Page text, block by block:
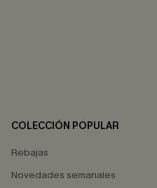
COLECCIÓN POPULAR
Rebajas
Novedades semanales